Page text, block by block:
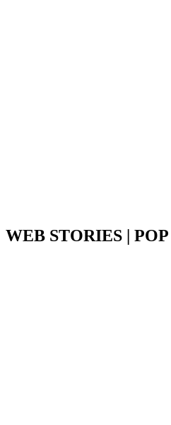
WEB STORIES |